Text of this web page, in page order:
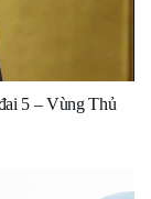
5 – Vùng Thủ